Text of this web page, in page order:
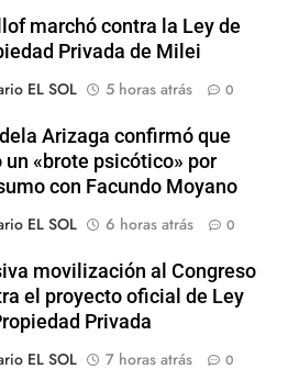
marchó contra la Ley de
Privada de Milei
EL SOL
5 horas atrás 0
Arizaga confirmó que
un «brote psicótico» por
con Facundo Moyano
EL SOL
6 horas atrás 0
movilización al Congreso
el proyecto oficial de Ley
Privada
EL SOL
7 horas atrás 0